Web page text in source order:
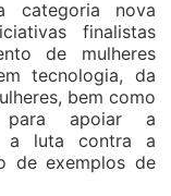
categoria nova
finalistas
de mulheres
tecnologia, da
bem como
para apoiar a
a luta contra a
de exemplos de